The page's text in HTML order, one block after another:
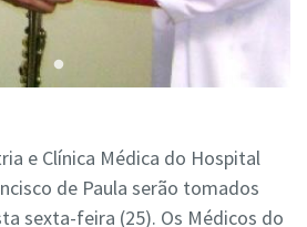
e Clínica Médica do Hospital
de Paula serão tomados
sexta-feira (25). Os Médicos do